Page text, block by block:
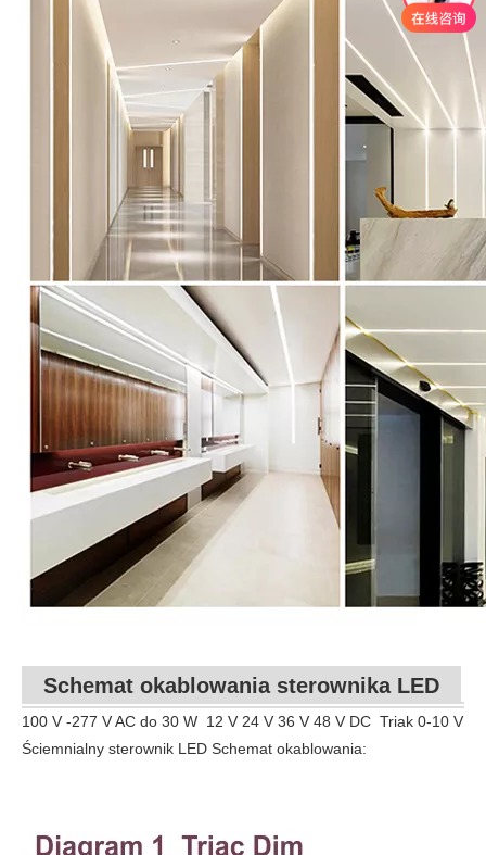
Schemat okablowania sterownika LED
100 V -277 V AC do 30 W 12 V 24 V 36 V 48 V DC Triak 0-10 V
Ściemnialny sterownik LED Schemat okablowania: